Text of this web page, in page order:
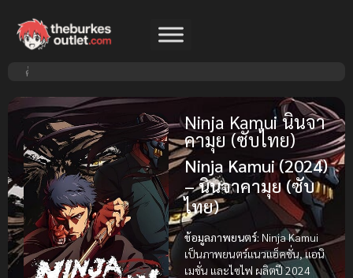
Ninja Kamui นินจา
คามุย (ซับไทย)
Ninja Kamui (2024)
– นินจาคามุย (ซับ
ไทย)
ข้อมูลภาพยนตร์: Ninja Kamui
เป็นภาพยนตร์แนวแอ็คชั่น, แอนิ
เมชั่น และไซไฟ ผลิตปี 2024